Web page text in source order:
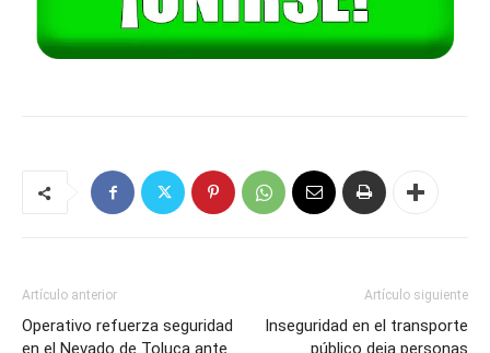
Artículo anterior
Operativo refuerza seguridad
en el Nevado de Toluca ante
Artículo siguiente
Inseguridad en el transporte
público deja personas